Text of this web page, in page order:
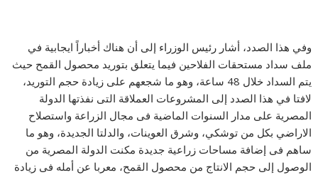
وفي هذا الصدد، أشار رئيس الوزراء إلى أن هناك أخباراً ايجابية في
ملف سداد مستحقات الفلاحين فيما يتعلق بتوريد محصول القمح حيث
يتم السداد خلال 48 ساعة، وهو ما شجعهم على زيادة حجم التوريد،
لافتا في هذا الصدد إلى المشروعات العملاقة التى نفذتها الدولة
المصرية على مدار السنوات الماضية فى مجال الزراعة واستصلاح
الاراضي بكل من توشكي، وشرق العوينات، والدلتا الجديدة، وهو ما
ساهم فى إضافة مساحات زراعية جديدة مكنت الدولة المصرية من
الوصول إلى حجم الانتاج من محصول القمح، معربا عن أمله فى زيادة